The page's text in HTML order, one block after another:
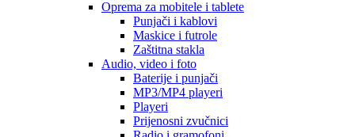
Oprema za mobitele i tablete
Punjači i kablovi
Maskice i futrole
Zaštitna stakla
Audio, video i foto
Baterije i punjači
MP3/MP4 playeri
Playeri
Prijenosni zvučnici